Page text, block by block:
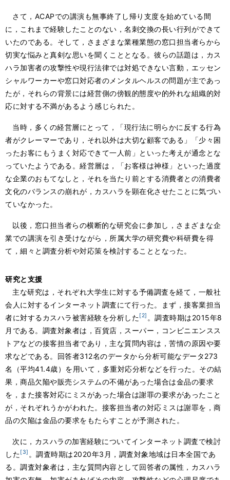
さて，ACAPでの講演も無事終了し帰り支度を始めている間
に，これまで経験したことのない，名刺交換の長い行列ができて
いたのである。そして，さまざまな業種業態の窓口担当者らから
切実な悩みと真剣な思いを聞くこととなる。彼らの話題は，カス
ハラ加害者の攻撃性や現行法律では対処できない言動，エッセン
シャルワーカーや窓口対応者のメンタルヘルスの問題が主であっ
たが，それらの背景には経営側の傍観的態度や的外れな組織的対
応に対する不満があるよう感じられた。
当時，多くの経営層にとって，「現行法に明らかに反する行為
者がクレーマーであり，それ以外は大切な顧客である」「少々困
ったお客にもうまく対応できて一人前」といった考えが通念とな
っていたようである。経営層は，「お客様は神様」といった過度
な企業のおもてなしと，それを当たり前とする消費者との消費者
文化のバランスの崩れが，カスハラを顕在化させたことに気づい
ていなかった。
以後，窓口担当者らの横断的な研究会に参加し，さまざまな企
業での講演を引き受けながら，所属大学の研究費や科研費を得
て，細々と調査分析や対応策を検討することとなった。
研究と支援
主な研究は，それぞれ大学生に対する予備調査を経て，一般社
会人に対するインターネット調査にて行った。まず，接客業担当
者に対するカスハラ被害経験を分析した [2] 。調査時期は2015年8
月である。調査対象者は，百貨店，スーパー，コンビニエンスス
トアなどの接客担当者であり，主な質問内容は，苦情の原因や要
求などである。回答者312名のデータから分析可能なデータ273
名（平均41.4歳）を用いて，多重対応分析などを行った。その結
果，商品欠陥や販売システムの不備があった場合は金品の要求
を，また接客対応にミスがあった場合は謝罪の要求があったこと
が，それぞれうかがわれた。接客担当者の対応ミスは謝罪を，商
品の欠陥は金品の要求をもたらすことが予測された。
次に，カスハラの加害経験についてインターネット調査で検討
した [3] 。調査時期は2020年3月，調査対象地域は日本全国であ
る。調査対象者は，主な質問内容として回答者の属性，カスハラ